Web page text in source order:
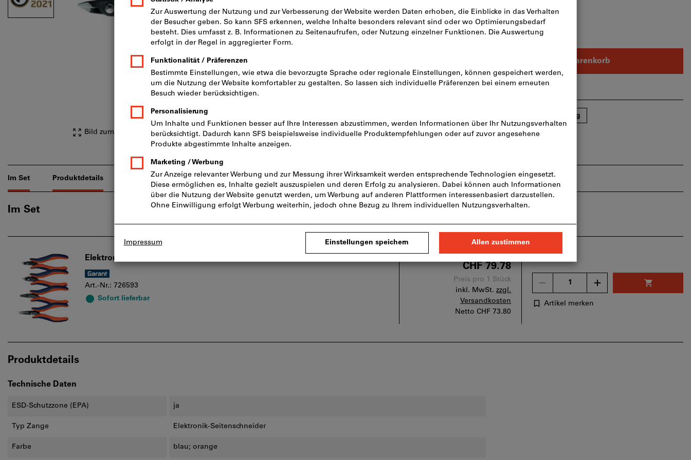
Bild zum Vergrößern anklicken Bild zum Vergrößern anklicken
inkl. MwSt. zzgl. Versandkosten
Netto: CHF 19.45
In den Warenkorb
Sofort lieferbar
Blätterkatalog
Im Set Produktdetails Beschreibung Downloads & Dokumente
Im Set
Elektronikzangen-Sortiment 4-teilig, Anzahl Zangen: 4
Art.-Nr.: 726593
Sofort lieferbar
CHF 79.78
Preis pro 1 Stück
inkl. MwSt. zzgl.
Versandkosten
NettoCHF 73.80
Artikel merken
Produktdetails
Technische Daten
ESD-Schutzzone (EPA) ja
Typ Zange Elektronik-Seitenschneider
Farbe blau; orange